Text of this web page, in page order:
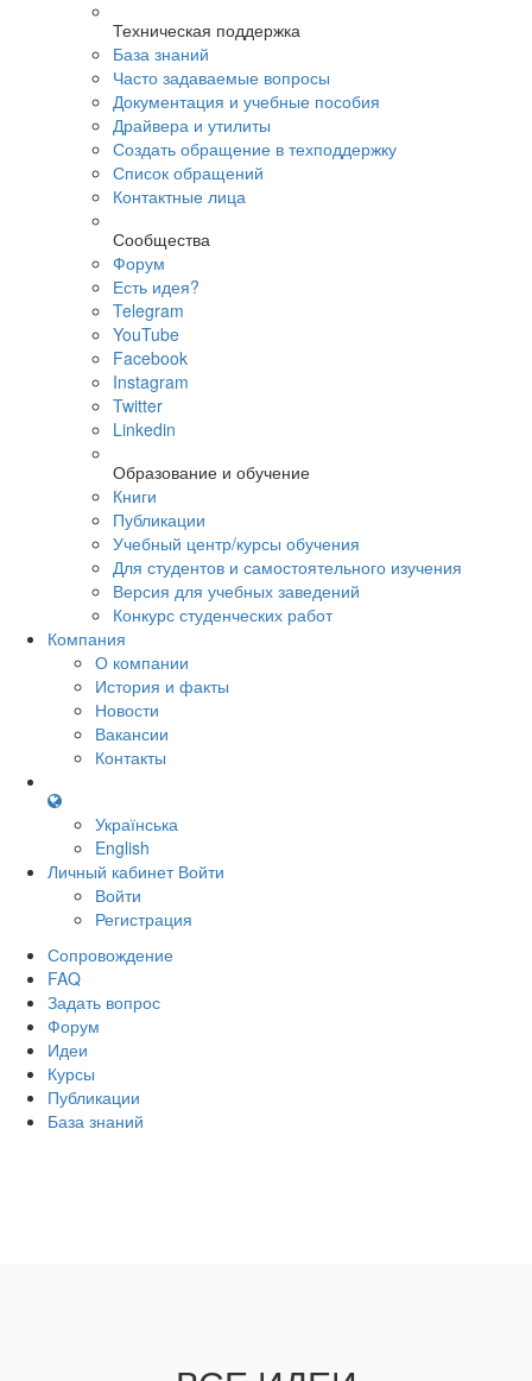
Техническая поддержка
База знаний
Часто задаваемые вопросы
Документация и учебные пособия
Драйвера и утилиты
Создать обращение в техподдержку
Список обращений
Контактные лица
Сообщества
Форум
Есть идея?
Telegram
YouTube
Facebook
Instagram
Twitter
Linkedin
Образование и обучение
Книги
Публикации
Учебный центр/курсы обучения
Для студентов и самостоятельного изучения
Версия для учебных заведений
Конкурс студенческих работ
Компания
О компании
История и факты
Новости
Вакансии
Контакты
Українська
English
Личный кабинет Войти
Войти
Регистрация
Сопровождение
FAQ
Задать вопрос
Форум
Идеи
Курсы
Публикации
База знаний